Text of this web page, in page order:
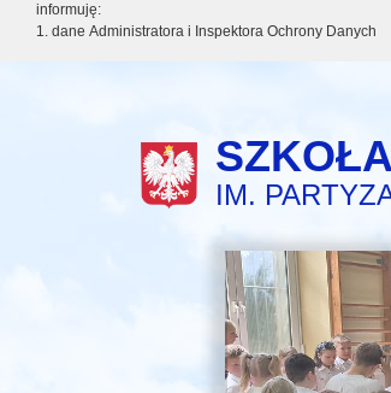
informuję:
1. dane Administratora i Inspektora Ochrony Danych
IM.